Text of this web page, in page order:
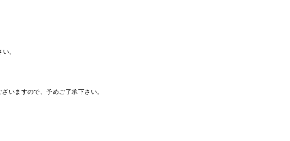
。
いますので、予めご了承下さい。